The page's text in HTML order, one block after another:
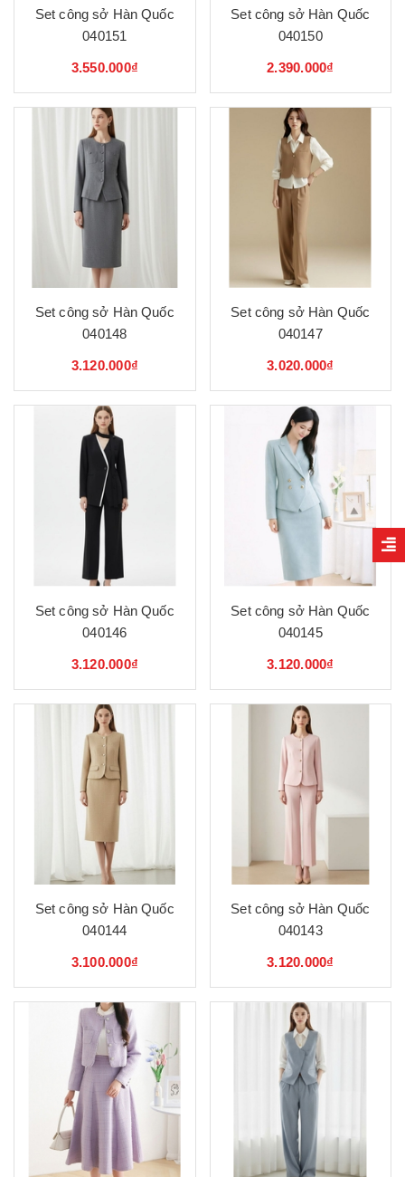
Set công sở Hàn Quốc
040151
3.550.000₫
Set công sở Hàn Quốc
040150
2.390.000₫
Set công sở Hàn Quốc
040148
3.120.000₫
Set công sở Hàn Quốc
040147
3.020.000₫
Set công sở Hàn Quốc
040146
3.120.000₫
Set công sở Hàn Quốc
040145
3.120.000₫
Set công sở Hàn Quốc
040144
3.100.000₫
Set công sở Hàn Quốc
040143
3.120.000₫